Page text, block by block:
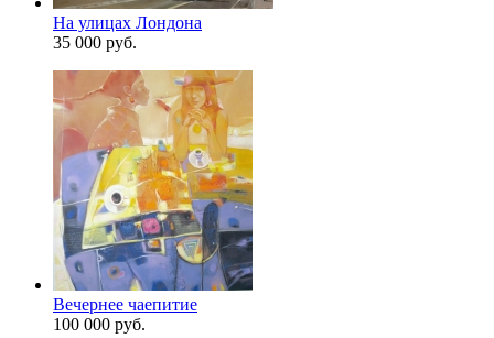
На улицах Лондона
35 000 руб.
Вечернее чаепитие
100 000 руб.